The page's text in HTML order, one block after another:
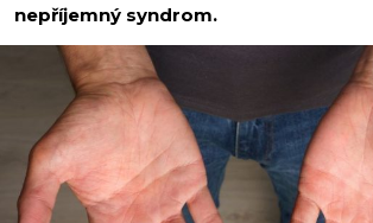
nepříjemný syndrom.